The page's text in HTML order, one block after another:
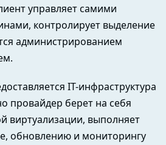
управляет самими
контролирует выделение
администрированием
IT-инфраструктура
провайдер берет на себя
виртуализации, выполняет
обновлению и мониторингу